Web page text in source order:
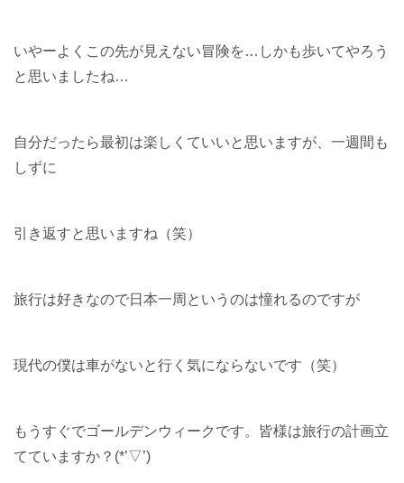
いやーよくこの先が見えない冒険を…しかも歩いてやろう
と思いましたね…
自分だったら最初は楽しくていいと思いますが、一週間も
しずに
引き返すと思いますね（笑）
旅行は好きなので日本一周というのは憧れるのですが
現代の僕は車がないと行く気にならないです（笑）
もうすぐでゴールデンウィークです。皆様は旅行の計画立
てていますか？(*’▽’)